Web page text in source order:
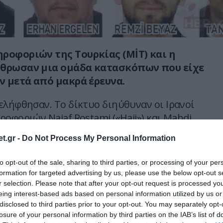
- Do Not Process My Personal Information
opt-out of the sale, sharing to third parties, or processing of your
for targeted advertising by us, please use the below opt-out
selection. Please note that after your opt-out request is processed
interest-based ads based on personal information utilized by us
to third parties prior to your opt-out. You may separately
of your personal information by third parties on the IAB’s list of
της Toυρκίας (MİT) και η
μια ομάδα κατασκόπων που είχε
μετά από μακρά έρευνα.
Το δίκτυο διηύθυναν οι Ιρανοί
Najaf Rostami («Haji») και Mahdi
Incirlik στα Άδανα, μια βασική
ΝΑΤΟ και των ΗΠΑ-Τουρκίας.
η επιχείρηση απέτρεψε πιθανές